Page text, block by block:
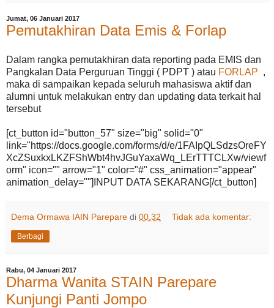
Jumat, 06 Januari 2017
Pemutakhiran Data Emis & Forlap
Dalam rangka pemutakhiran data reporting pada EMIS dan
Pangkalan Data Perguruan Tinggi ( PDPT ) atau FORLAP ,
maka di sampaikan kepada seluruh mahasiswa aktif dan
alumni untuk melakukan entry dan updating data terkait hal
tersebut
[ct_button id="button_57" size="big" solid="0"
link="https://docs.google.com/forms/d/e/1FAIpQLSdzsOreFY
XcZSuxkxLKZFShWbt4hvJGuYaxaWq_LErTTTCLXw/viewf
orm" icon="" arrow="1" color="#" css_animation="appear"
animation_delay=""]INPUT DATA SEKARANG[/ct_button]
Dema Ormawa IAIN Parepare di 00.32 Tidak ada komentar:
Berbagi
Rabu, 04 Januari 2017
Dharma Wanita STAIN Parepare
Kunjungi Panti Jompo